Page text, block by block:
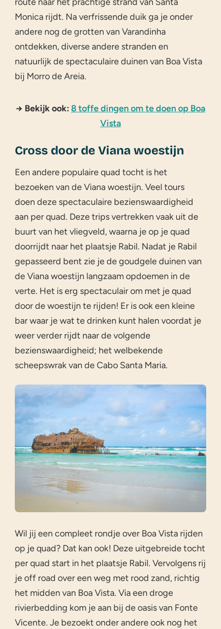
Monica rijdt. Na verfrissende duik ga je onder
andere nog de grotten van Varandinha
ontdekken, diverse andere stranden en
natuurlijk de spectaculaire duinen van Boa Vista
bij Morro de Areia.
→ Bekijk ook: 8 toffe dingen om te doen op Boa
Vista
Cross door de Viana woestijn
Een andere populaire quad tocht is het
bezoeken van de Viana woestijn. Veel tours
doen deze spectaculaire bezienswaardigheid
aan per quad. Deze trips vertrekken vaak uit de
buurt van het vliegveld, waarna je op je quad
doorrijdt naar het plaatsje Rabil. Nadat je Rabil
gepasseerd bent zie je de goudgele duinen van
de Viana woestijn langzaam opdoemen in de
verte. Het is erg spectaculair om met je quad
door de woestijn te rijden! Er is ook een kleine
bar waar je wat te drinken kunt halen voordat je
weer verder rijdt naar de volgende
bezienswaardigheid; het welbekende
scheepswrak van de Cabo Santa Maria.
Wil jij een compleet rondje over Boa Vista rijden
op je quad? Dat kan ook! Deze uitgebreide tocht
per quad start in het plaatsje Rabil. Vervolgens rij
je off road over een weg met rood zand, richtig
het midden van Boa Vista. Via een droge
rivierbedding kom je aan bij de oasis van Fonte
Vicente. Je bezoekt onder andere ook nog het